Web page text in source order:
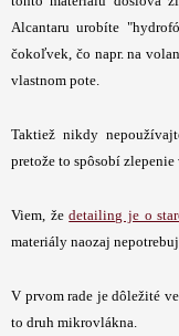
Alcantaru urobíte
čokoľvek, čo napr. na
vlastnom pote.
Taktiež nikdy
pretože to spôsobí
Viem, žedetailing je o
materiály naozaj
V prvom rade je dôležité
to druh mikrovlákna.